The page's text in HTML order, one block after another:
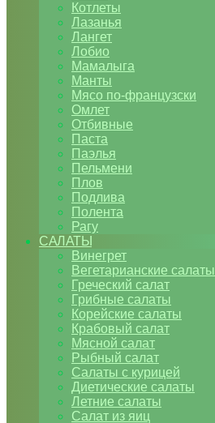
Котлеты
Лазанья
Лангет
Лобио
Мамалыга
Манты
Мясо по-французски
Омлет
Отбивные
Паста
Паэлья
Пельмени
Плов
Подлива
Полента
Рагу
САЛАТЫ
Винегрет
Вегетарианские салаты
Греческий салат
Грибные салаты
Корейские салаты
Крабовый салат
Мясной салат
Рыбный салат
Салаты с курицей
Диетические салаты
Летние салаты
Салат из яиц